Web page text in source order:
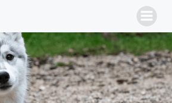
contenu